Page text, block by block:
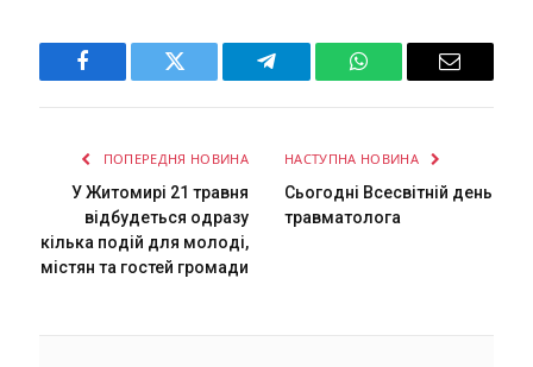
Facebook Twitter Telegram WhatsAppEmail
ПОПЕРЕДНЯ НОВИНА
У Житомирі 21 травня
відбудеться одразу
кілька подій для молоді,
містян та гостей громади
НАСТУПНА НОВИНА
Сьогодні Всесвітній день
травматолога